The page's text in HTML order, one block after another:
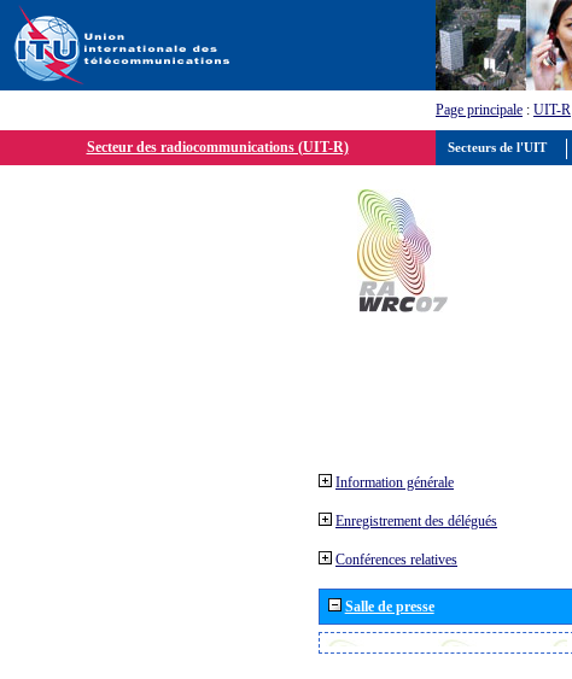
Page principale : UIT-R
Secteur des radiocommunications (UIT-R)
Information générale
Enregistrement des délégués
Conférences relatives
Salle de presse
Secteurs de l'UIT